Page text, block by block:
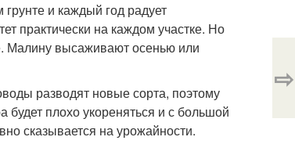
и каждый год радует
практически на каждом участке. Но
Малину высаживают осенью или
разводят новые сорта, поэтому
будет плохо укореняться и с большой
сказывается на урожайности.
⇨